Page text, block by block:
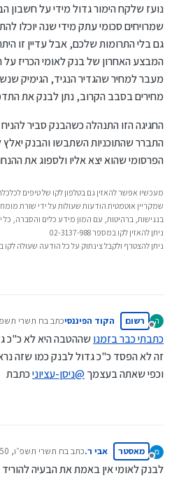
נועז שלקח הימור גדול מידי על חשבון
שמרויחים סכומי עתק מידי שנה יוכלו
גם בלי התרומות שלכם, אבל עדיין זו
המבצע האחרון של בנק לאומי הכריז על
מעבר למחיר שהגדיר הנגיד, הגימיק
מחירים בסבב הקרוב, נתן לבנק את
החגיגה הזו התנהלה כשהבנק סביר
התברר שהתוכניות השתבשו והבנק
הפרסומי שהוא יצא אליו ולספוג את
מעכשיו אפשר להאזין גם בטלפון לקו של טיפים
שמקריין אוטמטית הודעות שעולות על ידי שורת
בנגישות, ברהיטות, עם המון מידע כלים והסברה, כל
ניתן להאזין לקו במספר 02-3137-988
ניתן להצטרף ולקבל צינתוק על כל הודעה שעולה לקו
ה
מנותק
רשום הקוד הפיננסיכתב בח תשרי תשפ״ו,
נערך לאחרונה על
כתבתי כבר בזמנושההטבה היא לא כ"כ
זה לא הפסד כ"כ גדול לבנק כמו שזה
וכפי שאתה בעצמך@ניסן-עציוניכתבת
מנותק
מאסטר אבי ר.כתב בח תשרי תשפ״ו, 23:50
נערך לאחרונה על ידי
לבנק לאומי אין באמת את הבעיה להוריד